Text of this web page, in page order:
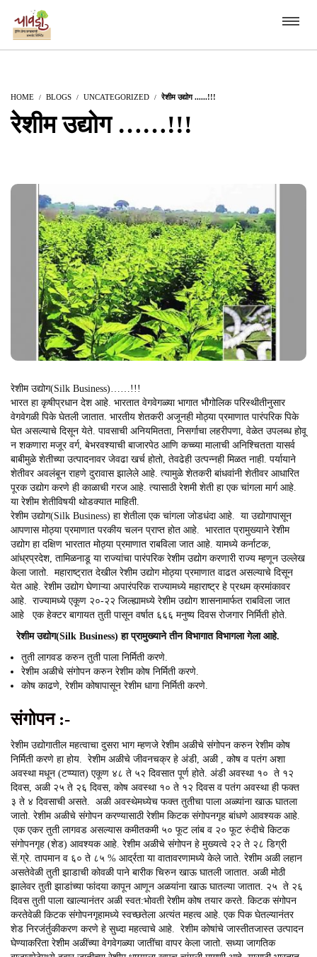
HOME BLOGS UNCATEGORIZED रेशीम उद्योग ......!!!
रेशीम उद्योग ……!!!
रेशीम उद्योग(Silk Business)……!!!
भारत हा कृषीप्रधान देश आहे. भारतात वेगवेगळ्या भागात भौगोलिक परिस्थीतीनुसार
वेगवेगळी पिके घेतली जातात. भारतीय शेतकरी अजूनही मोठ्या प्रमाणात पारंपरिक पिके
घेत असल्याचे दिसून येते. पावसाची अनियमितता, निसर्गाचा लहरीपणा, वेळेत उपलब्ध होवू
न शकणारा मजूर वर्ग, बेभरवश्याची बाजारपेठ आणि कच्च्या मालाची अनिश्चितता यासर्व
बाबीमुळे शेतीच्या उत्पादनावर जेवढा खर्च होतो, तेवढेही उत्पन्नही मिळत नाही. पर्यायाने
शेतीवर अवलंबून राहणे दुरावास झालेले आहे. त्यामुळे शेतकरी बांधवांनी शेतीवर आधारित
पूरक उद्योग करणे ही काळाची गरज आहे. त्यासाठी रेशमी शेती हा एक चांगला मार्ग आहे.
या रेशीम शेतीविषयी थोडक्यात माहिती.
रेशीम उद्योग(Silk Business) हा शेतीला एक चांगला जोडधंदा आहे. या उद्योगापासून
आपणास मोठ्या प्रमाणात परकीय चलन प्राप्त होत आहे. भारतात प्रामुख्याने रेशीम
उद्योग हा दक्षिण भारतात मोठ्या प्रमाणात राबविला जात आहे. यामध्ये कर्नाटक,
आंध्रप्रदेश, तामिळनाडू या राज्यांचा पारंपरिक रेशीम उद्योग करणारी राज्य म्हणून उल्लेख
केला जातो. महाराष्ट्रात देखील रेशीम उद्योग मोठ्या प्रमाणात वाढत असल्याचे दिसून
येत आहे. रेशीम उद्योग घेणाऱ्या अपारंपरिक राज्यामध्ये महाराष्ट्र हे प्रथम क्रमांकावर
आहे. राज्यामध्ये एकूण २०-२२ जिल्ह्यामध्ये रेशीम उद्योग शासनामार्फत राबविला जात
आहे एक हेक्टर बागायत तुती पासून वर्षात ६६६ मनुष्य दिवस रोजगार निर्मिती होते.
रेशीम उद्योग(Silk Business) हा प्रामुख्याने तीन विभागात विभागला गेला आहे.
तुती लागवड करुन तुती पाला निर्मिती करणे.
रेशीम अळीचे संगोपन करुन रेशीम कोष निर्मिती करणे.
कोष काढणे, रेशीम कोषापासून रेशीम धागा निर्मिती करणे.
संगोपन :-
रेशीम उद्योगातील महत्वाचा दुसरा भाग म्हणजे रेशीम अळीचे संगोपन करुन रेशीम कोष
निर्मिती करणे हा होय. रेशीम अळीचे जीवनचक्र हे अंडी, अळी , कोष व पतंग अशा
अवस्था मधून (टप्प्यात) एकूण ४८ ते ५२ दिवसात पूर्ण होते. अंडी अवस्था १० ते १२
दिवस, अळी २५ ते २६ दिवस, कोष अवस्था १० ते १२ दिवस व पतंग अवस्था ही फक्त
३ ते ४ दिवसाची असते. अळी अवस्थेमध्येच फक्त तुतीचा पाला अळ्यांना खाऊ घातला
जातो. रेशीम अळीचे संगोपन करण्यासाठी रेशीम किटक संगोपनगृह बांधणे आवश्यक आहे.
एक एकर तुती लागवड असल्यास कमीतकमी ५० फूट लांब व २० फूट रुंदीचे किटक
संगोपनगृह (शेड) आवश्यक आहे. रेशीम अळीचे संगोपन हे मुख्यत्वे २२ ते २८ डिग्री
सें.ग्रे. तापमान व ६० ते ८५ % आर्द्रता या वातावरणामध्ये केले जाते. रेशीम अळी लहान
असतेवेळी तुती झाडाची कोवळी पाने बारीक चिरुन खाऊ घातली जातात. अळी मोठी
झालेवर तुती झाडांच्या फांदया कापून आणून अळयांना खाऊ घातल्या जातात. २५ ते २६
दिवस तुती पाला खाल्यानंतर अळी स्वत:भोवती रेशीम कोष तयार करते. किटक संगोपन
करतेवेळी किटक संगोपनगृहामध्ये स्वच्छतेला अत्यंत महत्व आहे. एक पिक घेतल्यानंतर
शेड निरजंर्तुकीकरण करणे हे सुध्दा महत्वाचे आहे. रेशीम कोषांचे जास्तीतजास्त उत्पादन
घेण्याकरिता रेशीम अळींच्या वेगवेगळ्या जातींचा वापर केला जातो. सध्या जागतिक